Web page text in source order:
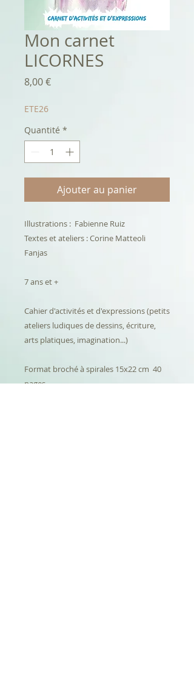
Mon carnet
LICORNES
8,00 €Prix
ETE26
Quantité *
Ajouter au panier
Illustrations : Fabienne Ruiz
Textes et ateliers : Corine Matteoli
Fanjas
7 ans et +
Cahier d'activités et d'expressions (petits
ateliers ludiques de dessins, écriture,
arts platiques, imagination...)
Format broché à spirales 15x22 cm 40
pages